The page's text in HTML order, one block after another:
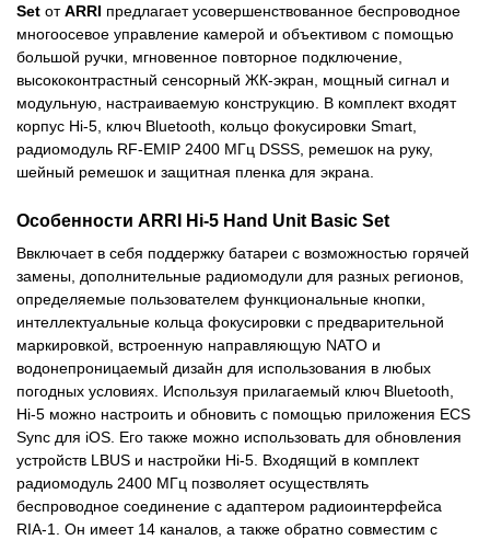
Set отARRI предлагает усовершенствованное беспроводное
многоосевое управление камерой и объективом с помощью
большой ручки, мгновенное повторное подключение,
высококонтрастный сенсорный ЖК-экран, мощный сигнал и
модульную, настраиваемую конструкцию. В комплект входят
корпус Hi-5, ключ Bluetooth, кольцо фокусировки Smart,
радиомодуль RF-EMIP 2400 МГц DSSS, ремешок на руку,
шейный ремешок и защитная пленка для экрана.
Особенности ARRI Hi-5 Hand Unit Basic Set
Ввключает в себя поддержку батареи с возможностью горячей
замены, дополнительные радиомодули для разных регионов,
определяемые пользователем функциональные кнопки,
интеллектуальные кольца фокусировки с предварительной
маркировкой, встроенную направляющую NATO и
водонепроницаемый дизайн для использования в любых
погодных условиях. Используя прилагаемый ключ Bluetooth,
Hi-5 можно настроить и обновить с помощью приложения ECS
Sync для iOS. Его также можно использовать для обновления
устройств LBUS и настройки Hi-5. Входящий в комплект
радиомодуль 2400 МГц позволяет осуществлять
беспроводное соединение с адаптером радиоинтерфейса
RIA-1. Он имеет 14 каналов, а также обратно совместим с